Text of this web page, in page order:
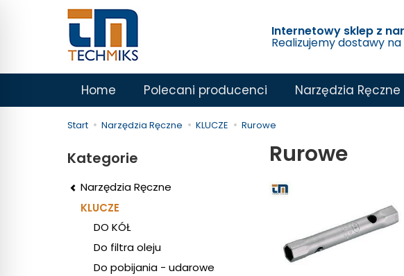
Internetowy sklep z
Realizujemy dostawy na
Home Polecani producenci Narzędzia Ręczne
Start Narzędzia Ręczne KLUCZE Rurowe
Rurowe
Kategorie
Narzędzia Ręczne
KLUCZE
DO KÓŁ
Do filtra oleju
Do pobijania - udarowe